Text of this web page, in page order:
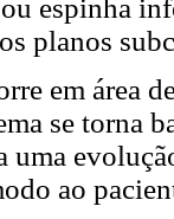
espinha
planos
em área
se torna
uma
ao